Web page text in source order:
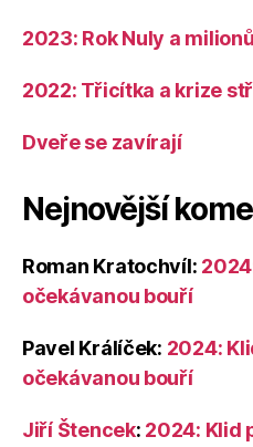
2023: Rok Nuly a milionů
2022: Třicítka a krize
Dveře se zavírají
Nejnovější
Roman Kratochvíl:
očekávanou bouří
Pavel Králíček: 2024:
očekávanou bouří
Jiří Štencek: 2024: Klid